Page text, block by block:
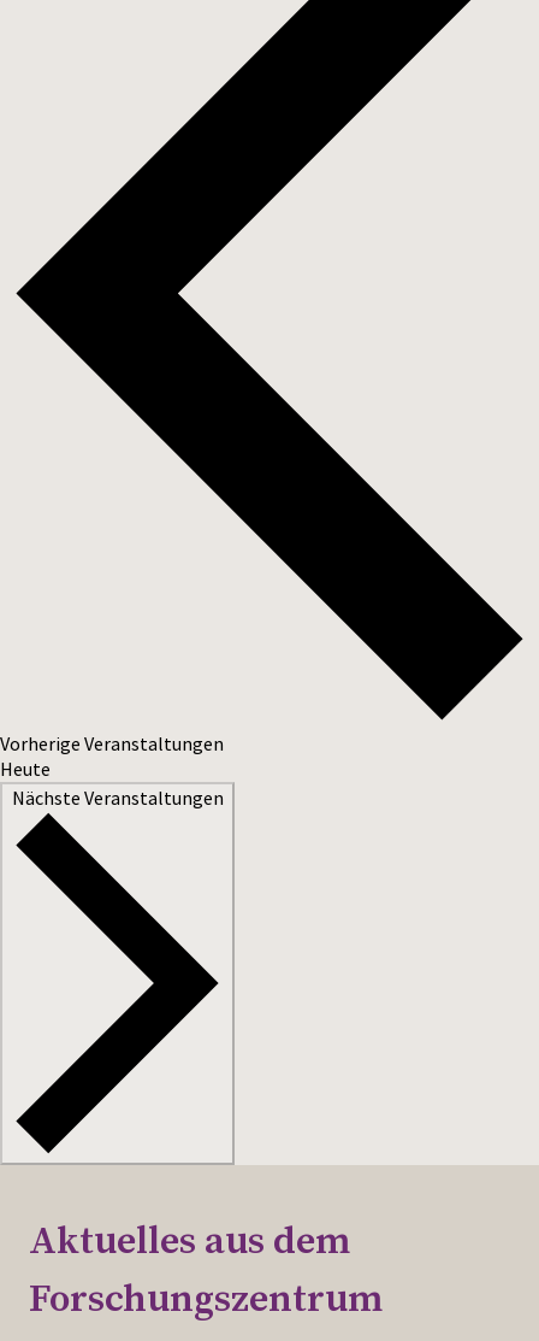
Vorherige Veranstaltungen
Heute
Nächste Veranstaltungen
Aktuelles aus dem
Forschungszentrum